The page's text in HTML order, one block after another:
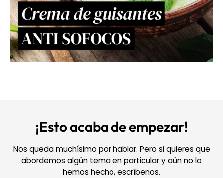
¡Esto acaba de empezar!
Nos queda muchísimo por hablar. Pero si quieres que
abordemos algún tema en particular y aún no lo
hemos hecho, escríbenos.